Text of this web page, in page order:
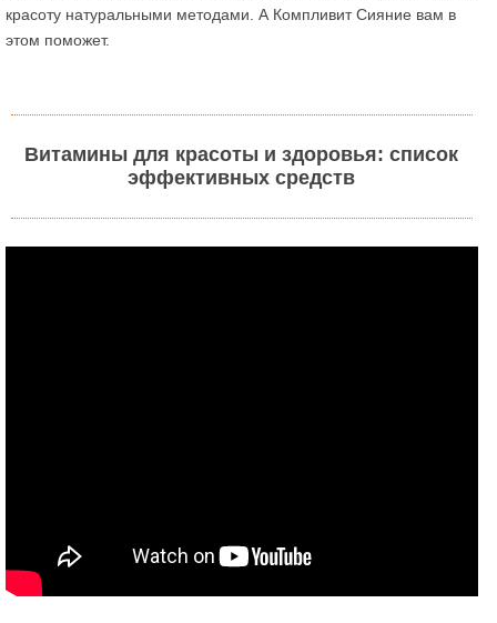
красоту натуральными методами. А Компливит Сияние вам в
этом поможет.
Витамины для красоты и здоровья: список
эффективных средств